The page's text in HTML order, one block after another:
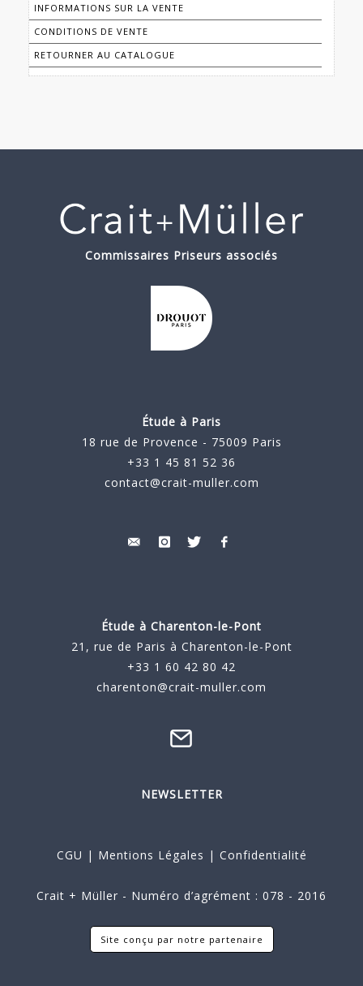
INFORMATIONS SUR LA VENTE
CONDITIONS DE VENTE
RETOURNER AU CATALOGUE
Commissaires Priseurs associés
Étude à Paris
18 rue de Provence - 75009 Paris
+33 1 45 81 52 36
contact@crait-muller.com
Étude à Charenton-le-Pont
21, rue de Paris à Charenton-le-Pont
+33 1 60 42 80 42
charenton@crait-muller.com
NEWSLETTER
CGU | Mentions Légales | Confidentialité
Crait + Müller - Numéro d’agrément : 078 - 2016
Site conçu par notre partenaire